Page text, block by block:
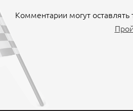
Комментарии могут